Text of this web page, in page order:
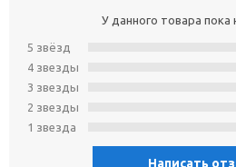
У данного товара пока
5 звёзд
4 звeзды
3 звeзды
2 звeзды
1 звeзда
Написать